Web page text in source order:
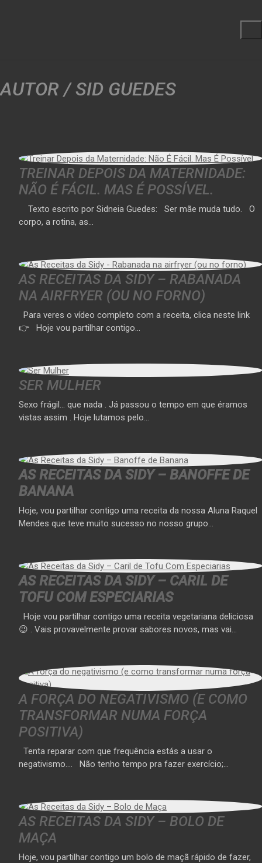
AUTOR /SID GUEDES
TREINAR DEPOIS DA MATERNIDADE:
NÃO É FÁCIL. MAS É POSSÍVEL.
Texto escrito por Sidneia Guedes: Ser mãe muda tudo. O
corpo, a rotina, as…
AS RECEITAS DA SIDY – RABANADA
NA AIRFRYER (OU NO FORNO)
Para veres o vídeo completo com a receita, clica neste link
👉 Hoje vou partilhar contigo…
SER MULHER
Sexo frágil… que nada . Já passou o tempo em que éramos
vistas assim . Hoje lutamos pelo…
AS RECEITAS DA SIDY – BANOFFE DE
BANANA
Hoje, vou partilhar contigo uma receita da nossa Aluna Raquel
Mendes que teve muito sucesso no nosso grupo…
AS RECEITAS DA SIDY – CARIL DE
TOFU COM ESPECIARIAS
Hoje vou partilhar contigo uma receita vegetariana deliciosa
😉 . Vais provavelmente provar sabores novos, mas vai…
A FORÇA DO NEGATIVISMO (E COMO
TRANSFORMAR NUMA FORÇA
POSITIVA)
Tenta reparar com que frequência estás a usar o
negativismo…. Não tenho tempo pra fazer exercício;…
AS RECEITAS DA SIDY – BOLO DE
MAÇA
Hoje, vou partilhar contigo um bolo de maçã rápido de fazer,